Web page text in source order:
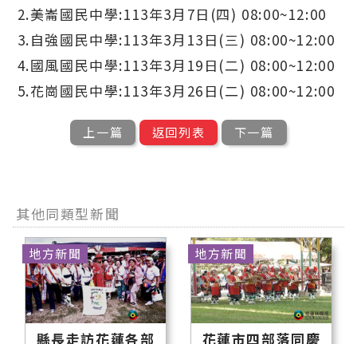
2.美崙國民中學:113年3月7日(四) 08:00~12:00
3.自強國民中學:113年3月13日(三) 08:00~12:00
4.國風國民中學:113年3月19日(二) 08:00~12:00
5.花崗國民中學:113年3月26日(二) 08:00~12:00
上一篇 返回列表 下一篇
其他同類型新聞
縣長走訪花蓮各部
地方新聞
花蓮市四部落同慶
地方新聞